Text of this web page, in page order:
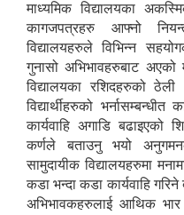
माध्यमिक विद्यालयका
कागजपत्रहरु आफ्नो
विद्यालयहरुले विभिन्न
गुनासो अभिभावहरुबाट
विद्यालयका रशिदहरुको ठेली
विद्यार्थीहरुको
कार्यवाहि अगाडि बढाइएको
कर्णले बताउनु भयो
सामुदायीक विद्यालयहरुमा
कडा भन्दा कडा कार्यवाहि
अभिभावकहरुलाई आथिक